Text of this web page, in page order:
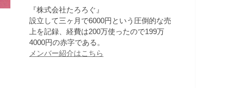
『株式会社たろろぐ』
設立して三ヶ月で6000円という圧倒的な売
上を記録、経費は200万使ったので199万
4000円の赤字である。
メンバー紹介はこちら